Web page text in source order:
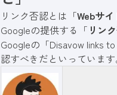
リンク否認とは「Webサ
Googleの提供する「 リン
Googleの「Disavow links
認すべきだといっています